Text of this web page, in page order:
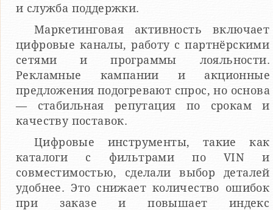
и служба поддержки.
Маркетинговая активность включает
цифровые каналы, работу с партнёрскими
сетями и программы лояльности.
Рекламные кампании и акционные
предложения подогревают спрос, но основа
— стабильная репутация по срокам и
качеству поставок.
Цифровые инструменты, такие как
каталоги с фильтрами по VIN и
совместимостью, сделали выбор деталей
удобнее. Это снижает количество ошибок
при заказе и повышает индекс